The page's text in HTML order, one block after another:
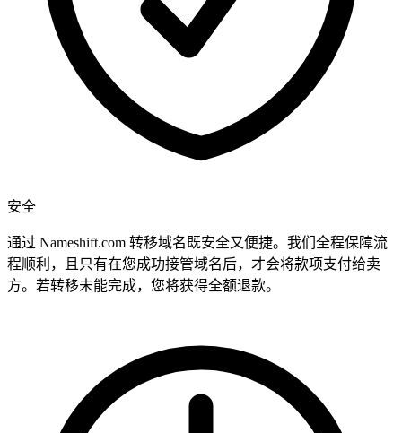
安全
通过 Nameshift.com 转移域名既安全又便捷。我们全程保障流
程顺利，且只有在您成功接管域名后，才会将款项支付给卖
方。若转移未能完成，您将获得全额退款。